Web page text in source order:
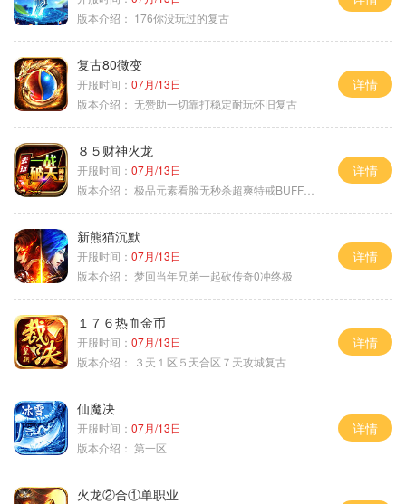
版本介绍： 176你没玩过的复古
复古80微变
开服时间： 07月/13日
版本介绍： 无赞助一切靠打稳定耐玩怀旧复古
详情
８５财神火龙
开服时间： 07月/13日
版本介绍： 极品元素看脸无秒杀超爽特戒BUFF无合成
详情
新熊猫沉默
开服时间： 07月/13日
版本介绍： 梦回当年兄弟一起砍传奇0冲终极
详情
１７６热血金币
开服时间： 07月/13日
版本介绍：
３天１区５天合区７天攻城复古
详情
仙魔决
开服时间： 07月/13日
版本介绍： 第一区
详情
火龙②合①单职业